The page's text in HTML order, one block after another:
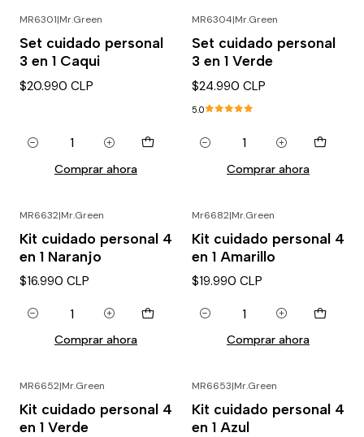
MR6301|Mr.Green
Set cuidado personal
3 en 1 Caqui
$20.990 CLP
Cantidad
Comprar ahora
MR6304|Mr.Green
Set cuidado personal
3 en 1 Verde
$24.990 CLP
5.0
Cantidad
Comprar ahora
MR6632|Mr.Green
Kit cuidado personal 4
en 1 Naranjo
$16.990 CLP
Cantidad
Comprar ahora
Mr6682|Mr.Green
Kit cuidado personal 4
en 1 Amarillo
$19.990 CLP
Cantidad
Comprar ahora
MR6652|Mr.Green
Kit cuidado personal 4
en 1 Verde
MR6653|Mr.Green
Kit cuidado personal 4
en 1 Azul